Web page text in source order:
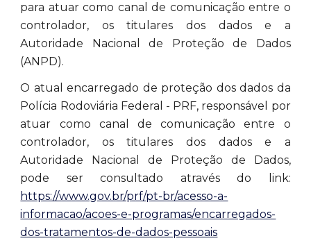
para atuar como canal de comunicação entre o
controlador, os titulares dos dados e a
Autoridade Nacional de Proteção de Dados
(ANPD).
O atual encarregado de proteção dos dados da
Polícia Rodoviária Federal - PRF, responsável por
atuar como canal de comunicação entre o
controlador, os titulares dos dados e a
Autoridade Nacional de Proteção de Dados,
pode ser consultado através do link:
https://www.gov.br/prf/pt-br/acesso-a-
informacao/acoes-e-programas/encarregados-
dos-tratamentos-de-dados-pessoais